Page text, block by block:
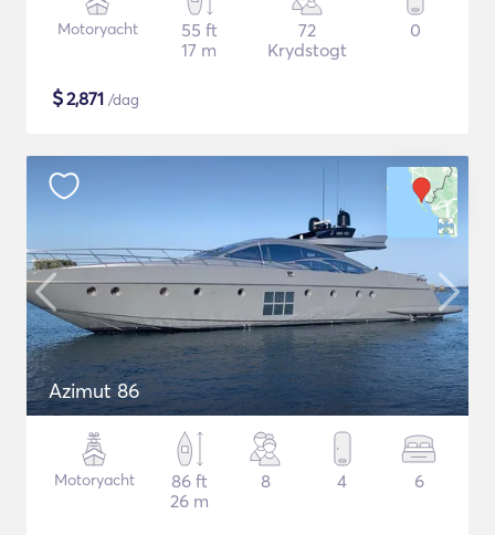
Motoryacht
55 ft
17 m
72
Krydstogt
0
$2,871 /dag
Azimut 86
Motoryacht
86 ft
26 m
8 4 6